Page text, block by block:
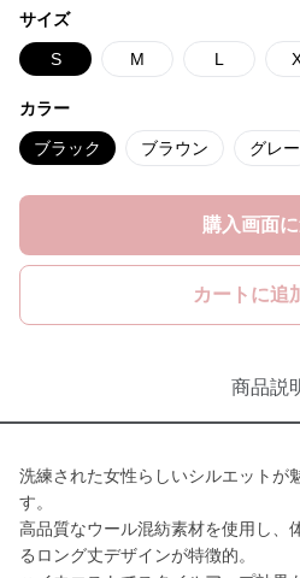
サイズ
S M L
カラー
ブラック ブラウン グレー
購入画面
カートに追
商品説
洗練された女性らしいシルエットが
す。
高品質なウール混紡素材を使用し、
るロング丈デザインが特徴的。